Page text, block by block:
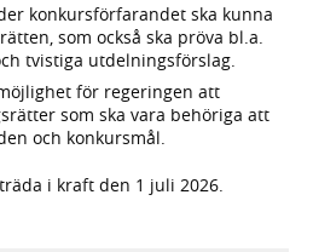
konkursförfarandet ska kunna
som också ska pröva bl.a.
tvistiga utdelningsförslag.
för regeringen att
som ska vara behöriga att
och konkursmål.
i kraft den 1 juli 2026.